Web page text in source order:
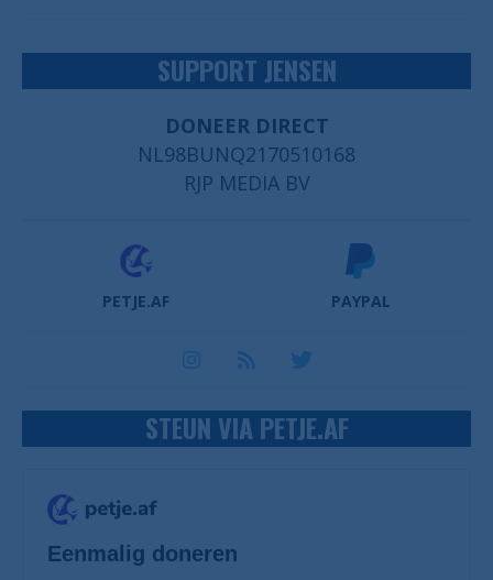
SUPPORT JENSEN
DONEER DIRECT
NL98BUNQ2170510168
RJP MEDIA BV
PETJE.AF PAYPAL
STEUN VIA PETJE.AF
Eenmalig doneren